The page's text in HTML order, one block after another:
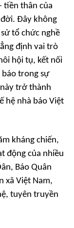
tiền thân của
Đây không
tổ chức nghề
định vai trò
hội tụ, kết nối
trong sự
trở thành
hệ nhà báo Việt
kháng chiến,
động của nhiều
Báo Quân
xã Việt Nam,
tuyên truyền